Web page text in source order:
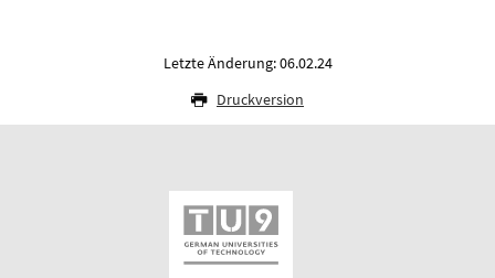
Letzte Änderung: 06.02.24
Druckversion